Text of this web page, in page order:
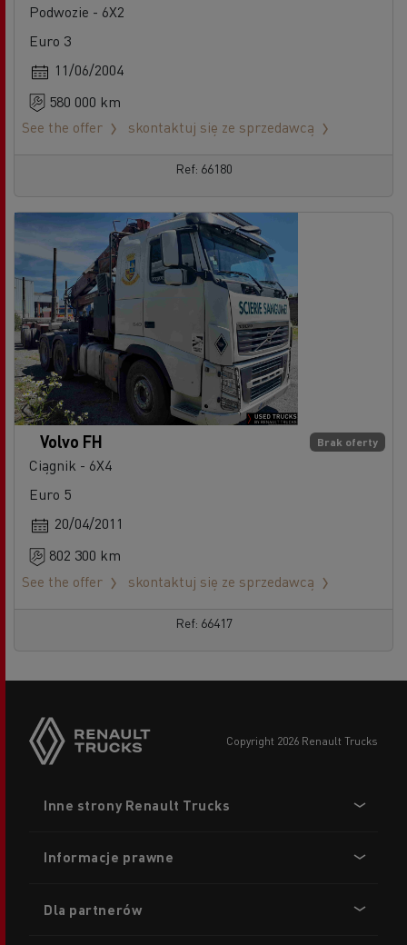
Podwozie - 6X2
Euro 3
11/06/2004
580 000 km
See the offer
skontaktuj się ze sprzedawcą
Ref: 66180
Brak oferty
Volvo FH
Ciągnik - 6X4
Euro 5
20/04/2011
802 300 km
See the offer
skontaktuj się ze sprzedawcą
Ref: 66417
copyright 2026 Renault Trucks
menu
Inne strony Renault Trucks
Informacje prawne
Dla partnerów